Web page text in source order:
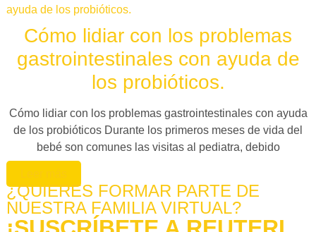
Cómo lidiar con los problemas
gastrointestinales con ayuda de
los probióticos.
Cómo lidiar con los problemas gastrointestinales con ayuda
de los probióticos Durante los primeros meses de vida del
bebé son comunes las visitas al pediatra, debido
¿QUIERES FORMAR PARTE DE
NUESTRA FAMILIA VIRTUAL?